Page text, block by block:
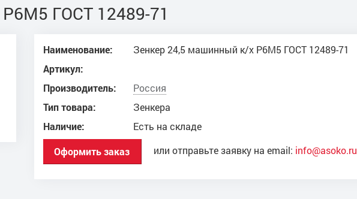
ГОСТ 12489-71
Наименование:
Зенкер 24,5 машинный к/х Р6М5 ГОСТ 12489-71
Артикул:
Производитель:
Россия
Тип товара:
Зенкера
Наличие:
Есть на складе
Оформить заказ или отправьте заявку на email: info@asoko.ru